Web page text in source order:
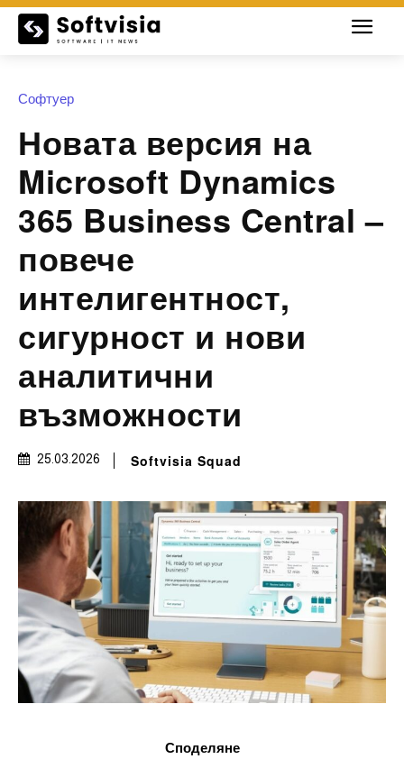
Софтуер
Новата версия на
Microsoft Dynamics
365 Business Central –
повече
интелигентност,
сигурност и нови
аналитични
възможности
25.03.2026 Softvisia Squad
Споделяне